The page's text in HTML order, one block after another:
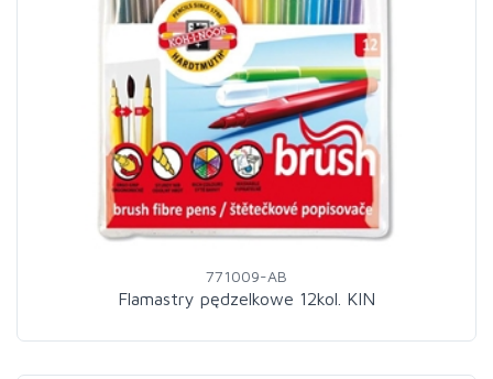
771009-AB
Flamastry pędzelkowe 12kol. KIN